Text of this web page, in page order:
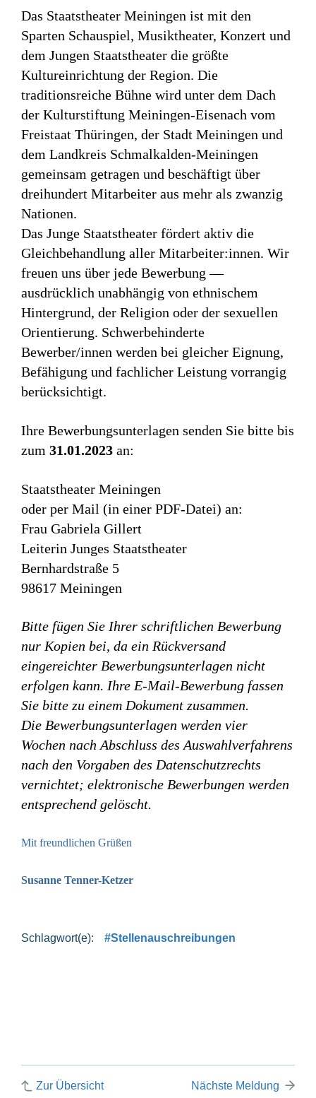
Das Staatstheater Meiningen ist mit den
Sparten Schauspiel, Musiktheater, Konzert und
dem Jungen Staatstheater die größte
Kultureinrichtung der Region. Die
traditionsreiche Bühne wird unter dem Dach
der Kulturstiftung Meiningen-Eisenach vom
Freistaat Thüringen, der Stadt Meiningen und
dem Landkreis Schmalkalden-Meiningen
gemeinsam getragen und beschäftigt über
dreihundert Mitarbeiter aus mehr als zwanzig
Nationen.
Das Junge Staatstheater fördert aktiv die
Gleichbehandlung aller Mitarbeiter:innen. Wir
freuen uns über jede Bewerbung —
ausdrücklich unabhängig von ethnischem
Hintergrund, der Religion oder der sexuellen
Orientierung. Schwerbehinderte
Bewerber/innen werden bei gleicher Eignung,
Befähigung und fachlicher Leistung vorrangig
berücksichtigt.
Ihre Bewerbungsunterlagen senden Sie bitte bis
zum 31.01.2023 an:
Staatstheater Meiningen
oder per Mail (in einer PDF-Datei) an:
Frau Gabriela Gillert
Leiterin Junges Staatstheater
Bernhardstraße 5
98617 Meiningen
Bitte fügen Sie Ihrer schriftlichen Bewerbung
nur Kopien bei, da ein Rückversand
eingereichter Bewerbungsunterlagen nicht
erfolgen kann. Ihre E-Mail-Bewerbung fassen
Sie bitte zu einem Dokument zusammen.
Die Bewerbungsunterlagen werden vier
Wochen nach Abschluss des Auswahlverfahrens
nach den Vorgaben des Datenschutzrechts
vernichtet; elektronische Bewerbungen werden
entsprechend gelöscht.
Mit freundlichen Grüßen
Susanne Tenner-Ketzer
#Stellenauschreibungen
Zur Übersicht Nächste Meldung